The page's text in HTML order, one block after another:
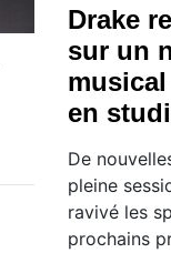
Drake
sur un
en
De
pleine
ravivé les
prochains